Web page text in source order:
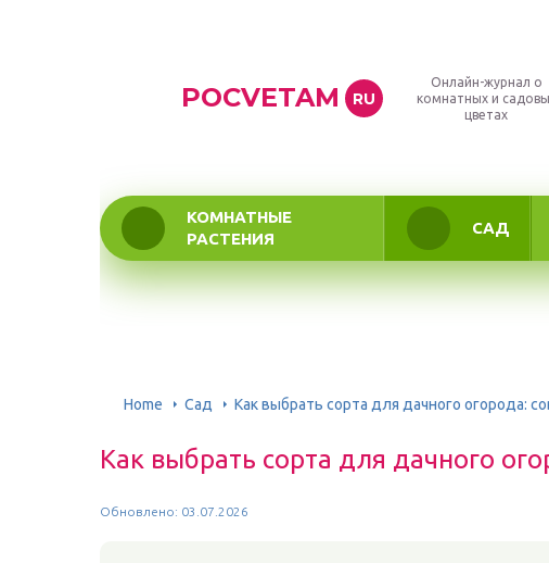
POCVETAM RU
Онлайн-журнал о
комнатных и
цветах
КОМНАТНЫЕ
РАСТЕНИЯ
САД
Home Сад Как выбрать сорта для дачного огорода:
Как выбрать сорта для дачного
Обновлено: 03.07.2026